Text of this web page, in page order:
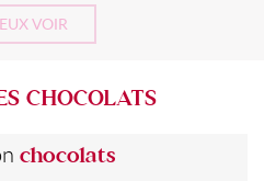
VOIR
CHOCOLATS
chocolats